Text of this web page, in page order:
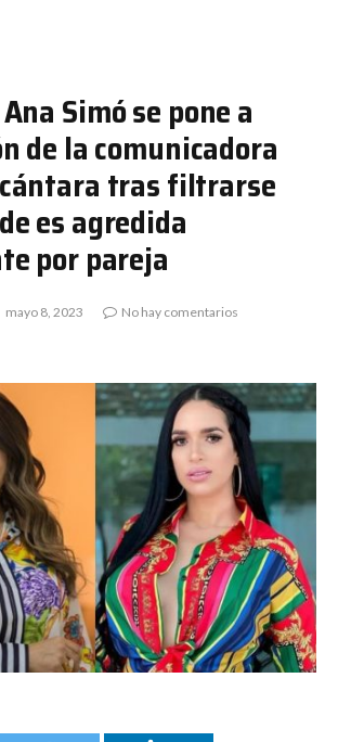
Simó se pone a
de la comunicadora
tras filtrarse
es agredida
por pareja
mayo 8, 2023
No hay comentarios